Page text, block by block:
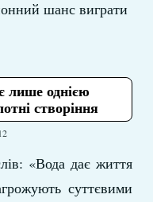
шанс виграти
лише однією
створіння
«Вода дає життя
суттєвими